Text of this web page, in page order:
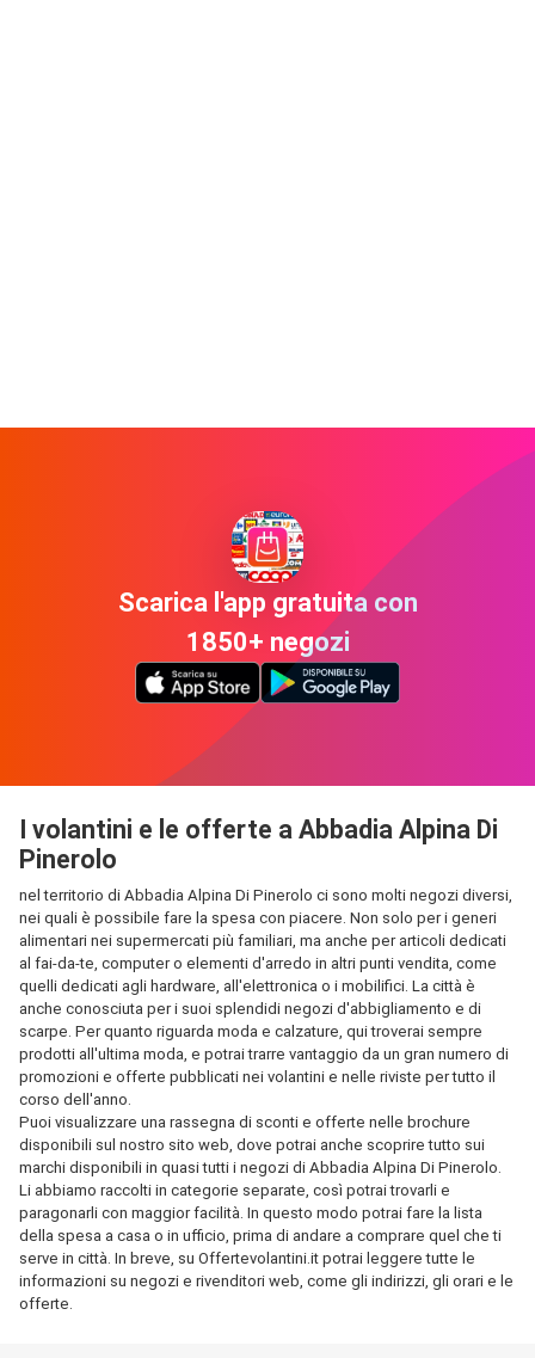
Scarica l'app gratuita con
1850+ negozi
I volantini e le offerte a Abbadia Alpina Di
Pinerolo
nel territorio di Abbadia Alpina Di Pinerolo ci sono molti negozi diversi,
nei quali è possibile fare la spesa con piacere. Non solo per i generi
alimentari nei supermercati più familiari, ma anche per articoli dedicati
al fai-da-te, computer o elementi d'arredo in altri punti vendita, come
quelli dedicati agli hardware, all'elettronica o i mobilifici. La città è
anche conosciuta per i suoi splendidi negozi d'abbigliamento e di
scarpe. Per quanto riguarda moda e calzature, qui troverai sempre
prodotti all'ultima moda, e potrai trarre vantaggio da un gran numero di
promozioni e offerte pubblicati nei volantini e nelle riviste per tutto il
corso dell'anno.
Puoi visualizzare una rassegna di sconti e offerte nelle brochure
disponibili sul nostro sito web, dove potrai anche scoprire tutto sui
marchi disponibili in quasi tutti i negozi di Abbadia Alpina Di Pinerolo.
Li abbiamo raccolti in categorie separate, così potrai trovarli e
paragonarli con maggior facilità. In questo modo potrai fare la lista
della spesa a casa o in ufficio, prima di andare a comprare quel che ti
serve in città. In breve, su Offertevolantini.it potrai leggere tutte le
informazioni su negozi e rivenditori web, come gli indirizzi, gli orari e le
offerte.